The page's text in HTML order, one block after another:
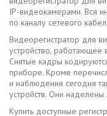
IP-видеокамерами. Вся
по каналу сетевого
Видеорегистратор для
устройство,
Снятые кадры
приборе. Кроме
и наблюдения сегодня
устройств. Они
Купить доступные